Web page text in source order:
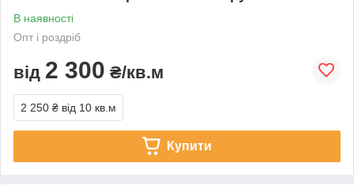
В наявності
Опт і роздріб
від 2 300 ₴/кв.м
2 250 ₴ від 10 кв.м
Купити